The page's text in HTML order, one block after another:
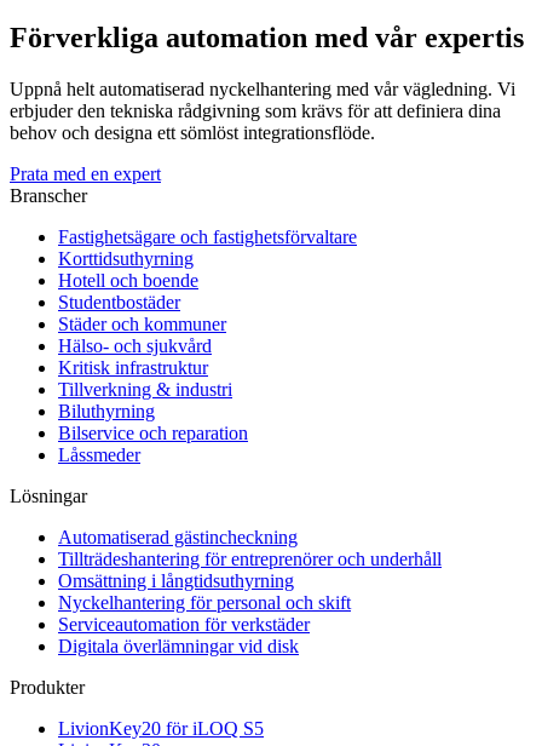
Förverkliga automation med vår expertis
Uppnå helt automatiserad nyckelhantering med vår vägledning. Vi
erbjuder den tekniska rådgivning som krävs för att definiera dina
behov och designa ett sömlöst integrationsflöde.
Prata med en expert
Branscher
Fastighetsägare och fastighetsförvaltare
Korttidsuthyrning
Hotell och boende
Studentbostäder
Städer och kommuner
Hälso- och sjukvård
Kritisk infrastruktur
Tillverkning & industri
Biluthyrning
Bilservice och reparation
Låssmeder
Lösningar
Automatiserad gästincheckning
Tillträdeshantering för entreprenörer och underhåll
Omsättning i långtidsuthyrning
Nyckelhantering för personal och skift
Serviceautomation för verkstäder
Digitala överlämningar vid disk
Produkter
LivionKey20 för iLOQ S5